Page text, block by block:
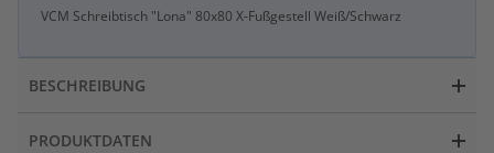
VCM Schreibtisch "Lona" 80x80 X-Fußgestell Weiß/Schwarz
BESCHREIBUNG
PRODUKTDATEN